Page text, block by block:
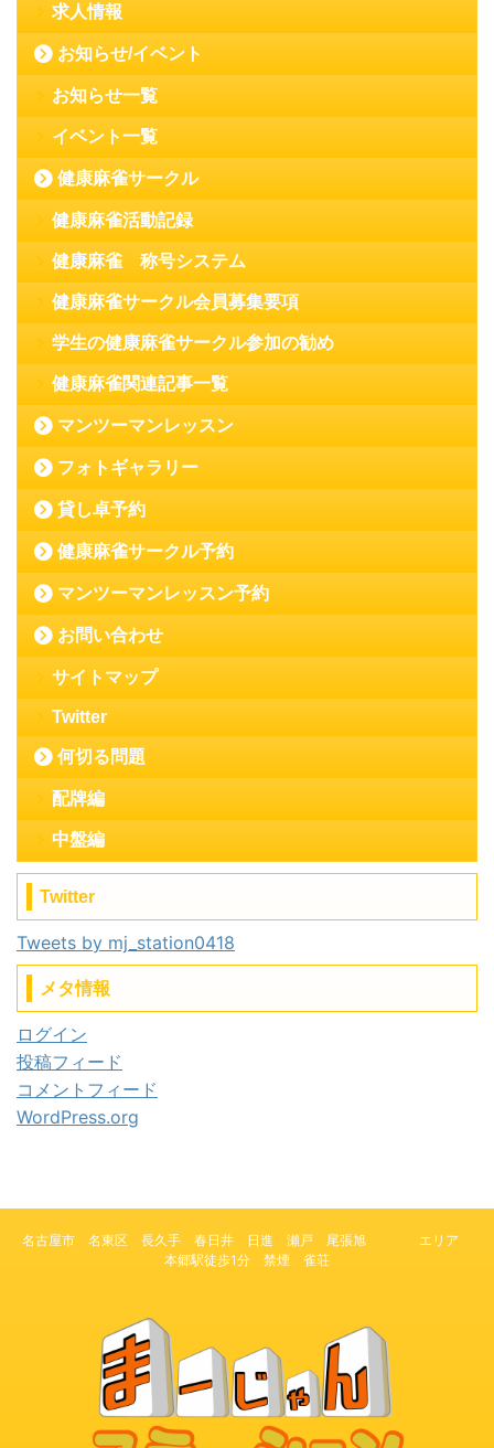
求人情報
お知らせ/イベント
お知らせ一覧
イベント一覧
健康麻雀サークル
健康麻雀活動記録
健康麻雀 称号システム
健康麻雀サークル会員募集要項
学生の健康麻雀サークル参加の勧め
健康麻雀関連記事一覧
マンツーマンレッスン
フォトギャラリー
貸し卓予約
健康麻雀サークル予約
マンツーマンレッスン予約
お問い合わせ
サイトマップ
Twitter
何切る問題
配牌編
中盤編
Twitter
Tweets by mj_station0418
メタ情報
ログイン
投稿フィード
コメントフィード
WordPress.org
名古屋市 名東区 長久手 春日井 日進 瀬戸 尾張旭 エリア
本郷駅徒歩1分 禁煙 雀荘